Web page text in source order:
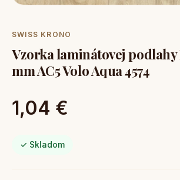
SWISS KRONO
Vzorka laminátovej podlahy
mm AC5 Volo Aqua 4574
1,04 €
✓ Skladom